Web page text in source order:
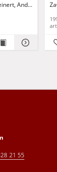
Natura
in the
Andrzej - red.
21 55